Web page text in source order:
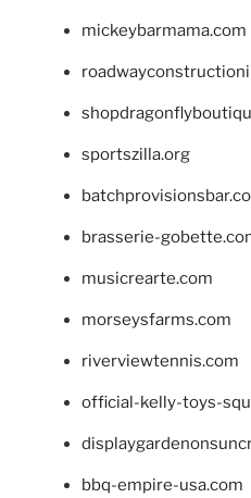
mickeybarmama.com
sportszilla.org
brasserie-
musicrearte.com
morseysfarms.com
riverviewtennis.com
official-kelly-toys-
bbq-empire-usa.com